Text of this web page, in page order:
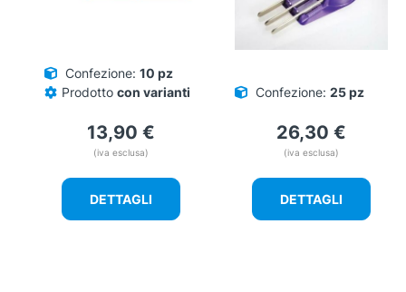
Confezione: 10 pz
Prodotto con varianti
13,90 €
(iva esclusa)
DETTAGLI
Confezione: 25 pz
26,30 €
(iva esclusa)
DETTAGLI